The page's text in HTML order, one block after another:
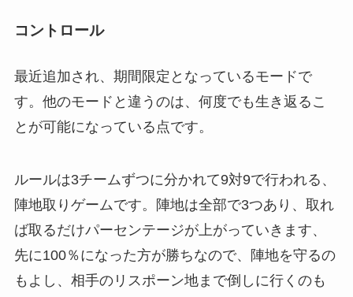
コントロール
最近追加され、期間限定となっているモードで
す。他のモードと違うのは、何度でも生き返るこ
とが可能になっている点です。
ルールは3チームずつに分かれて9対9で行われる、
陣地取りゲームです。陣地は全部で3つあり、取れ
ば取るだけパーセンテージが上がっていきます、
先に100％になった方が勝ちなので、陣地を守るの
もよし、相手のリスポーン地まで倒しに行くのも